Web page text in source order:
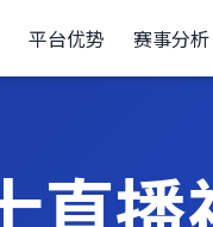
平台优势 赛事分析